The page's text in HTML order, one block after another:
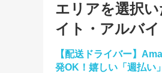
エリアを選択
イト・アルバ
【配送ドライバー】
発OK！嬉しい「週払い